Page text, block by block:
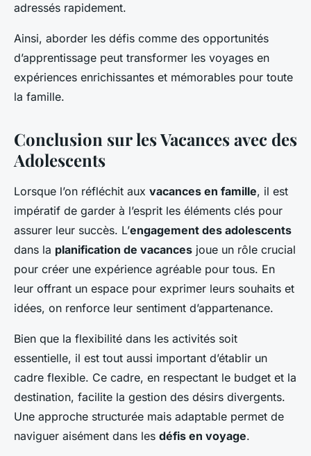
adressés rapidement.
Ainsi, aborder les défis comme des opportunités
d’apprentissage peut transformer les voyages en
expériences enrichissantes et mémorables pour toute
la famille.
Conclusion sur les Vacances avec des
Adolescents
Lorsque l’on réfléchit aux vacances en famille, il est
impératif de garder à l’esprit les éléments clés pour
assurer leur succès. L’engagement des adolescents
dans la planification de vacances joue un rôle crucial
pour créer une expérience agréable pour tous. En
leur offrant un espace pour exprimer leurs souhaits et
idées, on renforce leur sentiment d’appartenance.
Bien que la flexibilité dans les activités soit
essentielle, il est tout aussi important d’établir un
cadre flexible. Ce cadre, en respectant le budget et la
destination, facilite la gestion des désirs divergents.
Une approche structurée mais adaptable permet de
naviguer aisément dans les défis en voyage.